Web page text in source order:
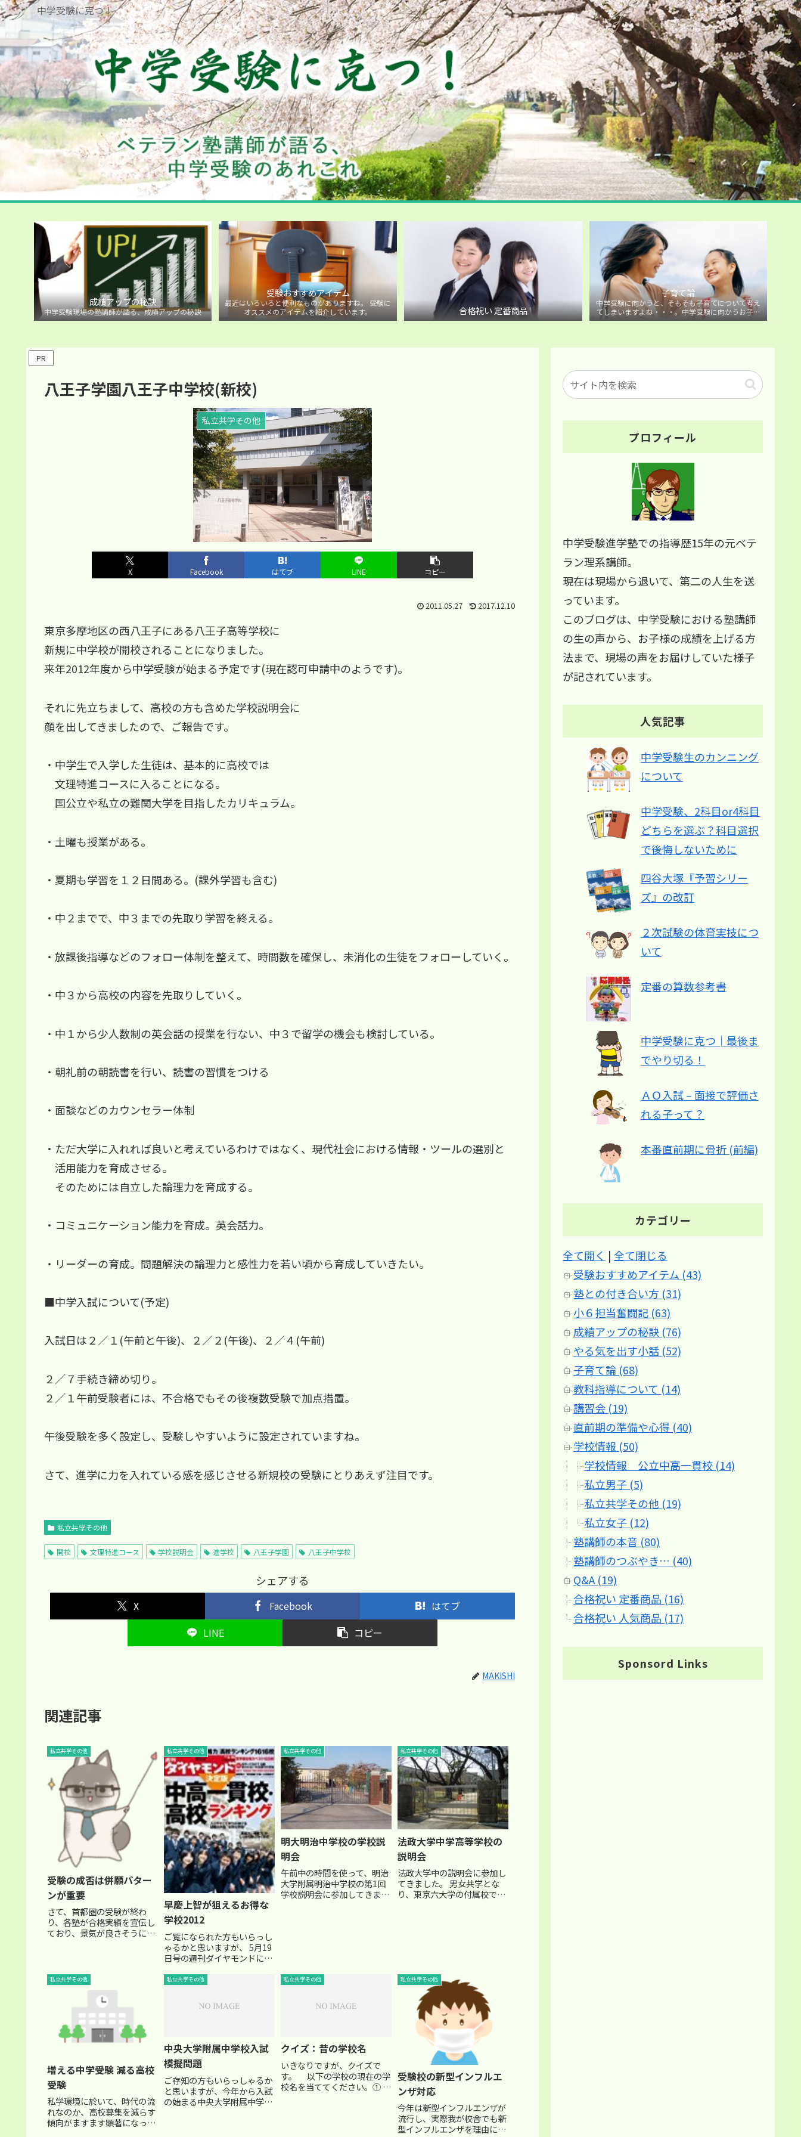
中学受験に克つ！
成績アップの秘訣
中学受験現場の塾講師が語る、成績アップの秘訣
受験おすすめアイテム
最近はいろいろと便利なものがありますね。 受験に
オススメのアイテムを紹介しています。
合格祝い 定番商品
子育て論
中学受験に向かうと、そもそも子育てについて考え
てしまいますよね・・・。中学受験に向かうお子様
を持つ保護者の方に向けた子育て論について。
PR
八王子学園八王子中学校(新校)
私立共学その他
X Facebook はてブ LINE コピー
2011.05.27 2017.12.10
東京多摩地区の西八王子にある八王子高等学校に
新規に中学校が開校されることになりました。
来年2012年度から中学受験が始まる予定です(現在認可申請中のようです)。
それに先立ちまして、高校の方も含めた学校説明会に
顔を出してきましたので、ご報告です。
・中学生で入学した生徒は、基本的に高校では
文理特進コースに入ることになる。
国公立や私立の難関大学を目指したカリキュラム。
・土曜も授業がある。
・夏期も学習を１２日間ある。(課外学習も含む)
・中２までで、中３までの先取り学習を終える。
・放課後指導などのフォロー体制を整えて、時間数を確保し、未消化の生徒をフォローしていく。
・中３から高校の内容を先取りしていく。
・中１から少人数制の英会話の授業を行ない、中３で留学の機会も検討している。
・朝礼前の朝読書を行い、読書の習慣をつける
・面談などのカウンセラー体制
・ただ大学に入れれば良いと考えているわけではなく、現代社会における情報・ツールの選別と
活用能力を育成させる。
そのためには自立した論理力を育成する。
・コミュニケーション能力を育成。英会話力。
・リーダーの育成。問題解決の論理力と感性力を若い頃から育成していきたい。
■中学入試について(予定)
入試日は２／１(午前と午後)、２／２(午後)、２／４(午前)
２／７手続き締め切り。
２／１午前受験者には、不合格でもその後複数受験で加点措置。
午後受験を多く設定し、受験しやすいように設定されていますね。
さて、進学に力を入れている感を感じさせる新規校の受験にとりあえず注目です。
私立共学その他
開校 文理特進コース 学校説明会 進学校 八王子学園 八王子中学校
シェアする
X Facebook
はてブ
LINE
コピー
MAKISHI
関連記事
私立共学その他
受験の成否は併願パター
ンが重要
さて、首都圏の受験が終わ
り、各塾が合格実績を宣伝し
ており、景気が良さそうに見
中高一貫校の募集人数 約４万
人。 今年の受験者数、約５万
３千人。単純に考えて、約１
私立共学その他
早慶上智が狙えるお得な
学校2012
ご覧になられた方もいらっし
ゃるかと思いますが、 5月19
日号の週刊ダイヤモンドに
ランキング」という特集記事
されていました。特に中学受
験を考える上で興味深い、入
私立共学その他
明大明治中学校の学校説
明会
午前中の時間を使って、明治
大学附属明治中学校の第1回
学校説明会に参加してきまし
私立共学その他
法政大学中学高等学校の
説明会
法政大学中の説明会に参加し
てきました。 男女共学とな
り、東京六大学の付属校であ
私立共学その他
増える中学受験 減る高校
受験
私学環境に於いて、時代の流
れなのか、高校募集を減らす
傾向がますます顕著になって
私立共学その他
中央大学附属中学校入試
模擬問題
ご存知の方もいらっしゃるか
と思いますが、今年から入試
の始まる中央大学附属中学校
私立共学その他
クイズ：昔の学校名
いきなりですが、クイズで
す。 以下の学校の現在の学
校名を当ててください。① 共
私立共学その他
受験校の新型インフルエ
ンザ対応
今年は新型インフルエンザが
流行し、実際我が校舎でも新
型インフルエンザを理由に休
プロフィール
中学受験進学塾での指導歴15年の元ベテ
ラン理系講師。
現在は現場から退いて、第二の人生を送
っています。
このブログは、中学受験における塾講師
の生の声から、お子様の成績を上げる方
法まで、現場の声をお届けしていた様子
が記されています。
人気記事
中学受験生のカンニング
について
中学受験、2科目or4科目
どちらを選ぶ？科目選択
で後悔しないために
四谷大塚『予習シリー
ズ』の改訂
２次試験の体育実技につ
いて
定番の算数参考書
中学受験に克つ│最後ま
でやり切る！
ＡＯ入試 – 面接で評価さ
れる子って？
本番直前期に骨折 (前編)
カテゴリー
全て開く | 全て閉じる
受験おすすめアイテム (43)
塾との付き合い方 (31)
小６担当奮闘記 (63)
成績アップの秘訣 (76)
やる気を出す小話 (52)
子育て論 (68)
教科指導について (14)
講習会 (19)
直前期の準備や心得 (40)
学校情報 (50)
学校情報 公立中高一貫校 (14)
私立男子 (5)
私立共学その他 (19)
私立女子 (12)
塾講師の本音 (80)
塾講師のつぶやき… (40)
Q&A (19)
合格祝い 定番商品 (16)
合格祝い 人気商品 (17)
Sponsord Links